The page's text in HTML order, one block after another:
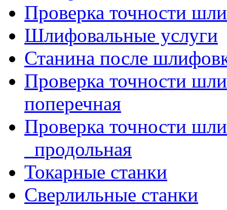
Проверка точности
Шлифовальные услуги
Станина после
Проверка точности
поперечная
Проверка точности
_продольная
Токарные станки
Сверлильные станки